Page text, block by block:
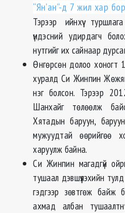
“Ян’ан”-д 7 жил хар
Тэрээр ийнхүү
үндэсний удирдагч
нутгийг их сайнаар
Өнгөрсөн долоо
хуралд Си Жинпин
нэг болсон. Тэрээр
Шанхайг төлөөлж
Хятадын баруун,
мужуудтай өөрийгөө
харуулж байна.
Си Жинпин магадгүй
тушаал дэвшүүлэхийн
гэдгээр зөвтгөж байж
ахмад албан